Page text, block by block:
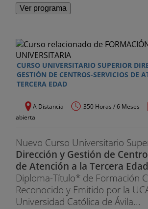
Ver programa
CURSO UNIVERSITARIO SUPERIOR
GESTIÓN DE CENTROS-SERVICIOS DE
TERCERA EDAD
A Distancia 350 Horas / 6 Meses
abierta
Nuevo Curso Universitario
Dirección y Gestión de
de Atención a la Tercera Edad
Diploma-Título* de Formación
Reconocido y Emitido por la
Universidad Católica de Ávila...